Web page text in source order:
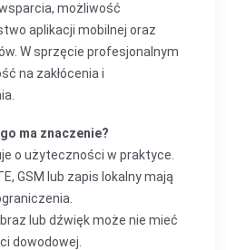
możliwość
aplikacji mobilnej oraz
W sprzęcie profesjonalnym
na zakłócenia i
ma znaczenie?
o użyteczności w praktyce.
GSM lub zapis lokalny mają
lub dźwięk może nie mieć
dowodowej.